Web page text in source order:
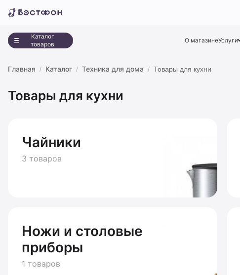
О магазинеУслуги
Каталог
товаров
Главная Каталог Техника для дома Товары для кухни
Товары для кухни
Чайники
3 товаров
Ножи и столовые
приборы
1 товаров